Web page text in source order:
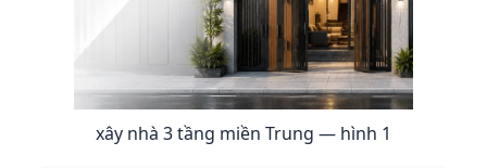
xây nhà 3 tầng miền Trung — hình 1